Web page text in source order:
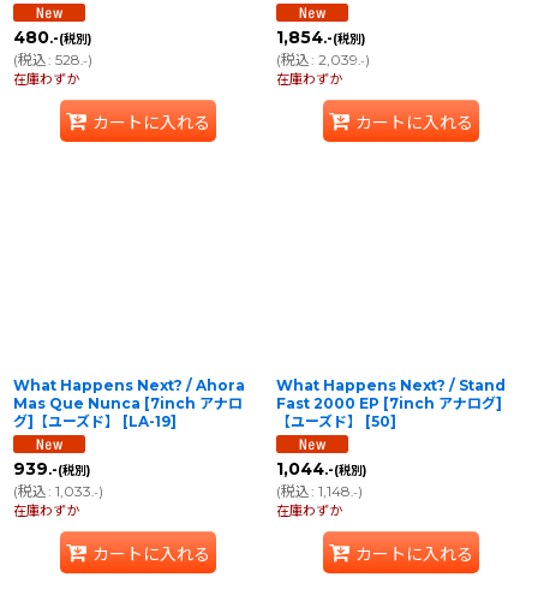
480.-(税別)
(税込: 528.-)
在庫わずか
カートに入れる
1,854.-(税別)
(税込: 2,039.-)
在庫わずか
カートに入れる
What Happens Next? / Ahora
Mas Que Nunca [7inch アナロ
グ]【ユーズド】
[LA-19]
939.-(税別)
(税込: 1,033.-)
在庫わずか
カートに入れる
What Happens Next? / Stand
Fast 2000 EP [7inch アナログ]
【ユーズド】
[50]
1,044.-(税別)
(税込: 1,148.-)
在庫わずか
カートに入れる